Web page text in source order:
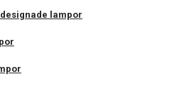
lampor